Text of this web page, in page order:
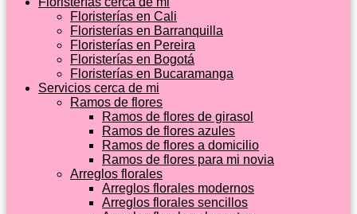
Floristerías en Cali
Floristerías en Barranquilla
Floristerías en Pereira
Floristerías en Bogotá
Floristerías en Bucaramanga
Servicios cerca de mi
Ramos de flores
Ramos de flores de girasol
Ramos de flores azules
Ramos de flores a domicilio
Ramos de flores para mi novia
Arreglos florales
Arreglos florales modernos
Arreglos florales sencillos